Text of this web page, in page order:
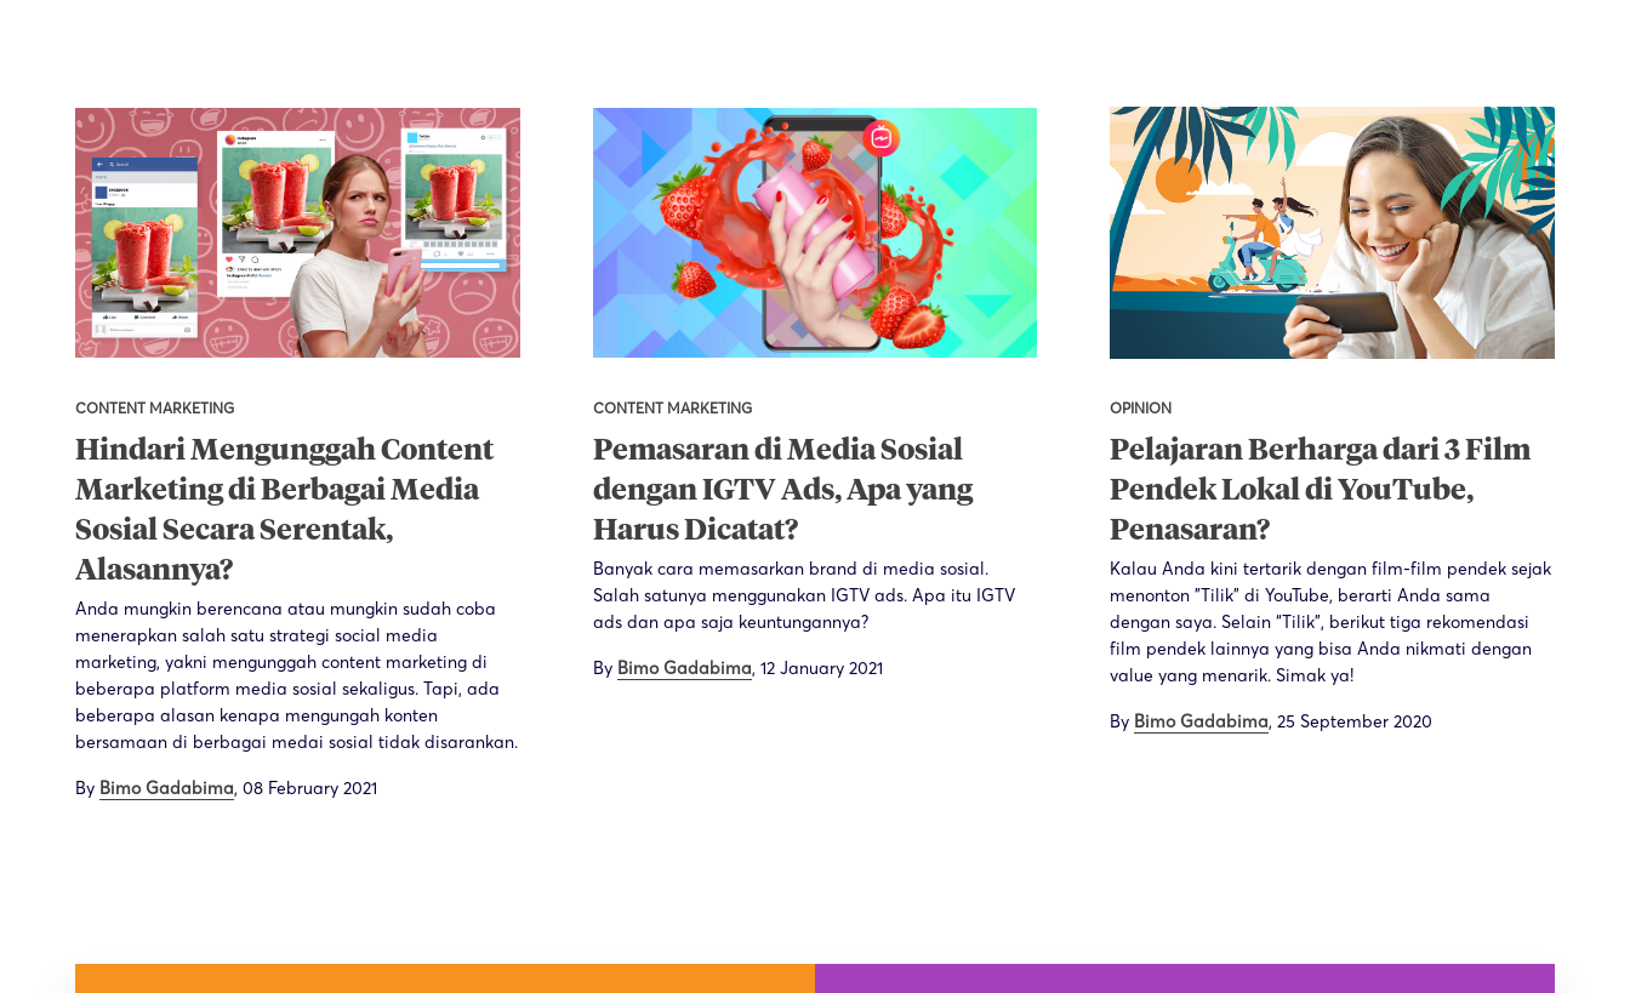
CONTENT MARKETING
Hindari Mengunggah Content
Marketing di Berbagai Media
Sosial Secara Serentak,
Alasannya?
Anda mungkin berencana atau mungkin sudah coba
menerapkan salah satu strategi social media
marketing, yakni mengunggah content marketing di
beberapa platform media sosial sekaligus. Tapi, ada
beberapa alasan kenapa mengungah konten
bersamaan di berbagai medai sosial tidak disarankan.
By Bimo Gadabima, 08 February 2021
CONTENT MARKETING
Pemasaran di Media Sosial
dengan IGTV Ads, Apa yang
Harus Dicatat?
Banyak cara memasarkan brand di media sosial.
Salah satunya menggunakan IGTV ads. Apa itu IGTV
ads dan apa saja keuntungannya?
By Bimo Gadabima, 12 January 2021
OPINION
Pelajaran Berharga dari 3 Film
Pendek Lokal di YouTube,
Penasaran?
Kalau Anda kini tertarik dengan film-film pendek sejak
menonton "Tilik" di YouTube, berarti Anda sama
dengan saya. Selain “Tilik”, berikut tiga rekomendasi
film pendek lainnya yang bisa Anda nikmati dengan
value yang menarik. Simak ya!
By Bimo Gadabima,25 September 2020